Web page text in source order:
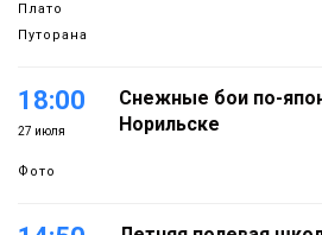
Плато
Путорана
18:00
27 июля
Фото
Снежные бои по-
Норильске